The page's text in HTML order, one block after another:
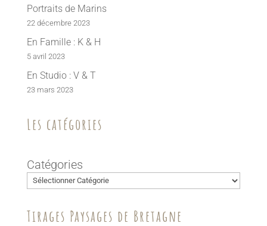
Portraits de Marins
22 décembre 2023
En Famille : K & H
5 avril 2023
En Studio : V & T
23 mars 2023
Les catégories
Catégories
Tirages Paysages de Bretagne